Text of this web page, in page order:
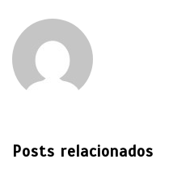
Posts relacionados